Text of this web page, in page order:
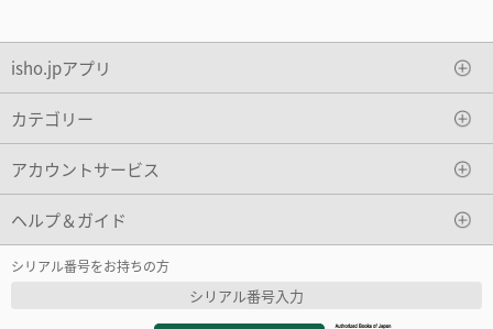
isho.jpアプリ
カテゴリー
アカウントサービス
ヘルプ＆ガイド
シリアル番号をお持ちの方
シリアル番号入力